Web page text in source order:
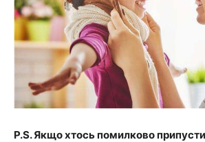
P.S. Якщо хтось помилково